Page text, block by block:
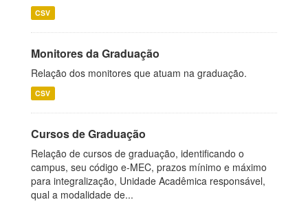
CSV
Monitores da Graduação
Relação dos monitores que atuam na graduação.
CSV
Cursos de Graduação
Relação de cursos de graduação, identificando o
campus, seu código e-MEC, prazos mínimo e máximo
para integralização, Unidade Acadêmica responsável,
qual a modalidade de...